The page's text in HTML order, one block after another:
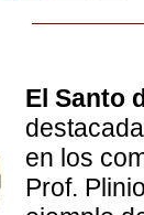
El Santo
en los
Prof.